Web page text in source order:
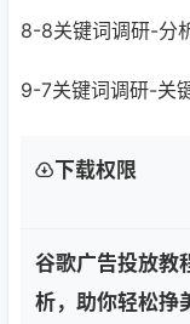
8-8关键词调研-分
9-7关键词调研-关
下载权限
谷歌广告投放教
析，助你轻松挣